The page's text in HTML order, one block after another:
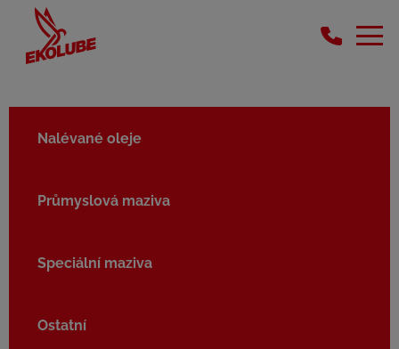
Nalévané oleje
Průmyslová maziva
Speciální maziva
Ostatní